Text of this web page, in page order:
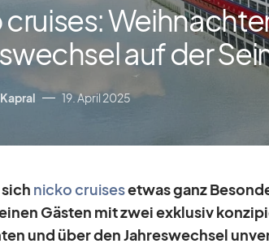
auf der
19. April 2025
nicko crui­seset­was ganz
Gäs­ten mit zwei ex­klu­siv
und über den Jah­res­wech­sel